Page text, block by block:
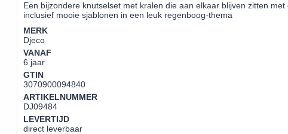
Een bijzondere knutselset met kralen die aan elkaar blijven zitten met
inclusief mooie sjablonen in een leuk regenboog-thema
MERK
Djeco
VANAF
6 jaar
GTIN
3070900094840
ARTIKELNUMMER
DJ09484
LEVERTIJD
direct leverbaar